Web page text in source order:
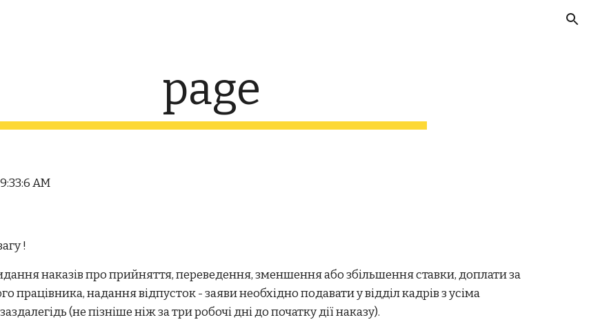
page
AM
!
наказів про прийняття, переведення, зменшення або збільшення ставки, доплати за
працівника, надання відпусток - заяви необхідно подавати у відділ кадрів з усіма
(не пізніше ніж за три робочі дні до початку дії наказу).